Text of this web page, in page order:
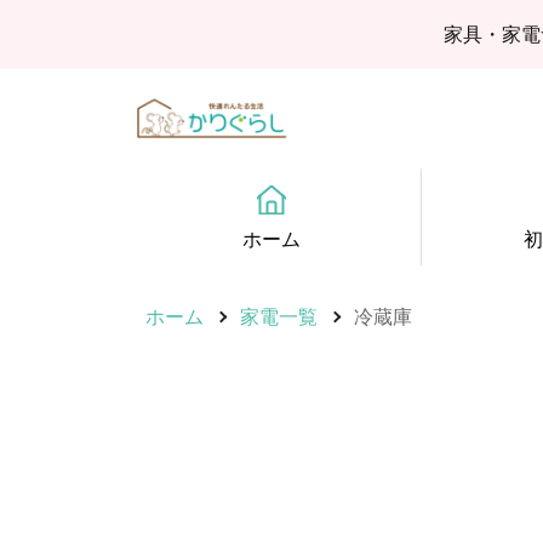
ホーム
家具・家
ホーム 家電一覧 冷蔵庫